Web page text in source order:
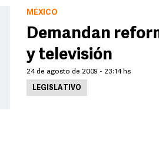
MÉXICO
Demandan
y televisión
24 de agosto de 2009 - 23:14 hs
LEGISLATIVO